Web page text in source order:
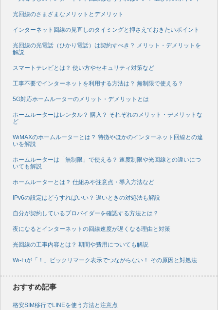
光回線のさまざまなメリットとデメリット
インターネット回線の見直しのタイミングと押さえておきたいポイント
光回線の光電話（ひかり電話）は契約すべき？ メリット・デメリットを
解説
スマートテレビとは？ 使い方やセキュリティ対策など
工事不要でインターネットを利用する方法は？ 無制限で使える？
5G対応ホームルーターのメリット・デメリットとは
ホームルーターはレンタル？ 購入？ それぞれのメリット・デメリットな
ど
WiMAXのホームルーターとは？ 特徴やほかのインターネット回線との違
いを解説
ホームルーターは「無制限」で使える？ 速度制限や光回線との違いにつ
いても解説
ホームルーターとは？ 仕組みや注意点・導入方法など
IPv6の設定はどうすればいい？ 遅いときの対処法も解説
自分が契約しているプロバイダーを確認する方法とは？
夜になるとインターネットの回線速度が遅くなる理由と対策
光回線の工事内容とは？ 期間や費用についても解説
Wi-Fiが「！」ビックリマーク表示でつながらない！ その原因と対処法
おすすめ記事
格安SIM移行でLINEを使う方法と注意点